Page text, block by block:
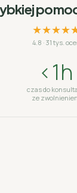
4.8 · 31 tys.
<1h
czas do
ze